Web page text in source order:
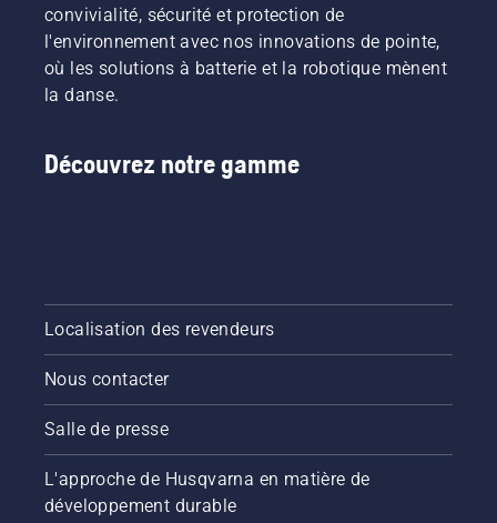
convivialité, sécurité et protection de
l'environnement avec nos innovations de pointe,
où les solutions à batterie et la robotique mènent
la danse.
Découvrez notre gamme
Localisation des revendeurs
Nous contacter
Salle de presse
L'approche de Husqvarna en matière de
développement durable